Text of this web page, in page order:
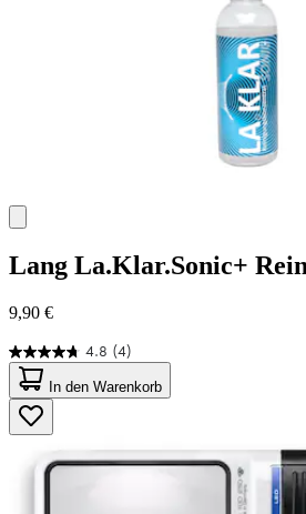
Lang La.Klar.Sonic+
9,90 €
4.8 (4)
4.8
von
5
Sternen.
4
Bewertungen
In den Warenkorb